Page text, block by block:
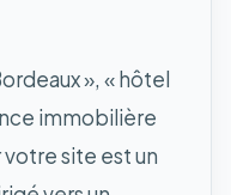
», « hôtel
immobilière
site est un